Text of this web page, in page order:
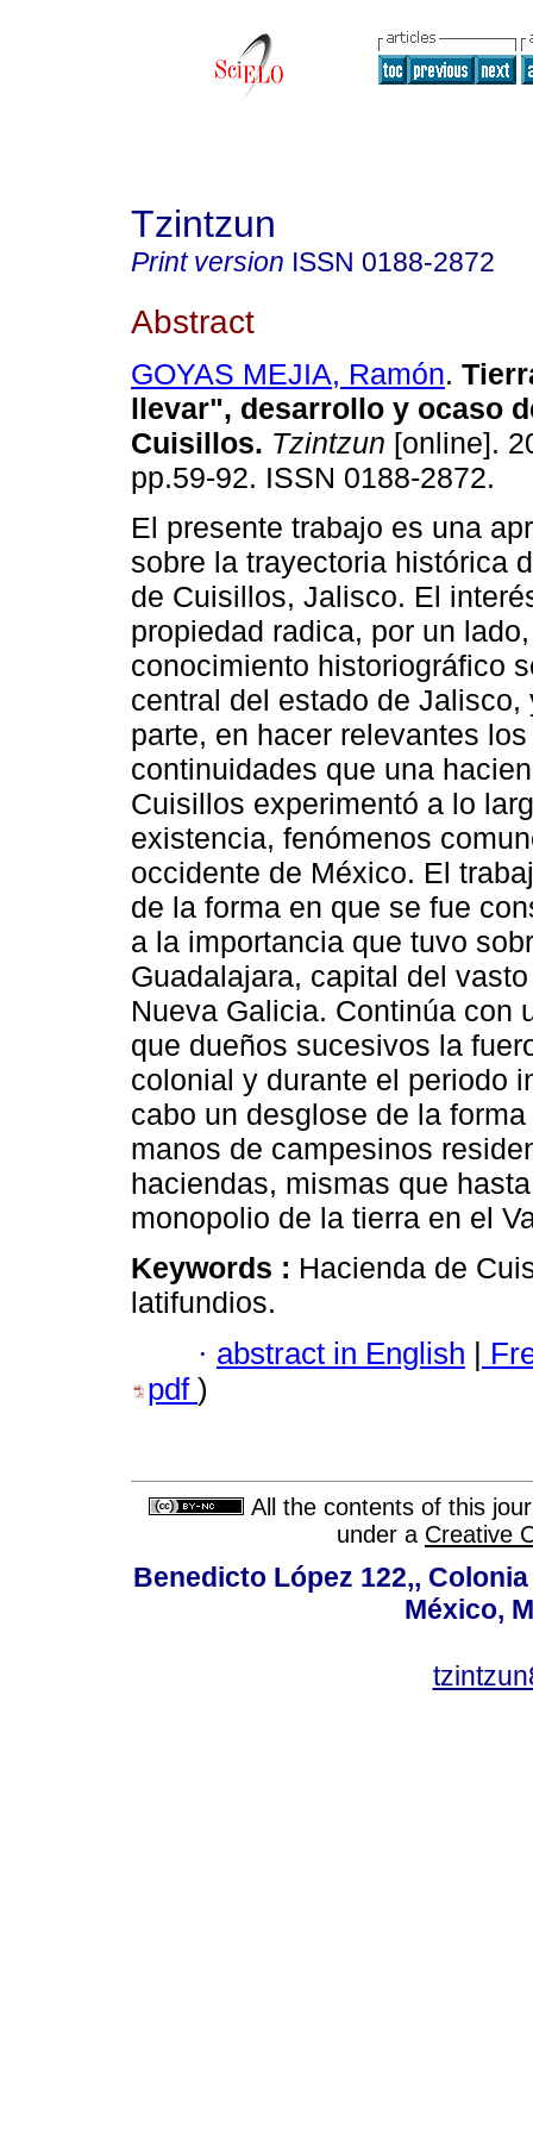
Tzintzun
Print version ISSN 0188-2872
Abstract
GOYAS MEJIA, Ramón.
llevar", desarrollo y ocaso
Cuisillos. Tzintzun [online].
pp.59-92. ISSN 0188-2872.
El presente trabajo es una
sobre la trayectoria histórica
de Cuisillos, Jalisco. El
propiedad radica, por un
conocimiento historiográfico
central del estado de Jalisco,
parte, en hacer relevantes
continuidades que una
Cuisillos experimentó a lo
existencia, fenómenos
occidente de México. El
de la forma en que se fue
a la importancia que tuvo
Guadalajara, capital del
Nueva Galicia. Continúa con
que dueños sucesivos la
colonial y durante el periodo
cabo un desglose de la
manos de campesinos
haciendas, mismas que
monopolio de la tierra en el
Keywords : Hacienda de
latifundios.
· abstract in English |
pdf )
All the contents of this
under a Creative
Benedicto López 122,, Colonia
México,